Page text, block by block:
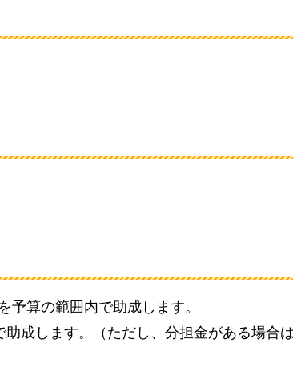
予算の範囲内で助成します。
成します。（ただし、分担金がある場合